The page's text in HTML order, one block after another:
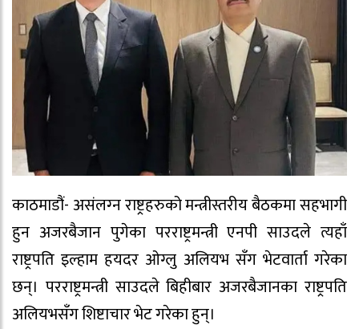
काठमाडौं- असंलग्‍न राष्ट्रहरुको मन्त्रीस्तरीय बैठकमा सहभागी
हुन अजरबैजान पुगेका परराष्ट्रमन्त्री एनपी साउदले त्यहाँ
राष्ट्रपति इल्हाम हयदर ओग्लु अलियभ सँग भेटवार्ता गरेका
छन्। परराष्ट्रमन्त्री साउदले बिहीबार अजरबैजानका राष्ट्रपति
अलियभसँग शिष्टाचार भेट गरेका हुन्।